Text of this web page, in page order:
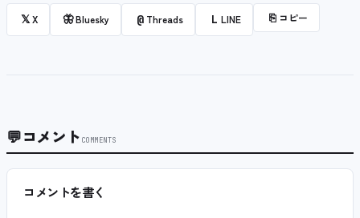
𝕏X 🦋Bluesky @ Threads L LINE ⎘ コピー
💬コメント COMMENTS
コメントを書く